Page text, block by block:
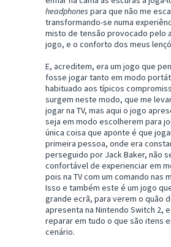
headphones para que não me
transformando-se numa
misto de tensão provocado pelo
jogo, e o conforto dos meus
E, acreditem, era um jogo que
fosse jogar tanto em modo
habituado aos típicos
surgem neste modo, que me
jogar na TV, mas aqui o jogo
seja em modo escolherem para
única coisa que aponte é que
primeira pessoa, onde era
perseguido por Jack Baker, não
confortável de experienciar em
pois na TV com um comando nas
Isso e também este é um jogo
grande ecrã, para verem o quão
apresenta na Nintendo Switch 2,
reparar em tudo o que são itens
cenário.